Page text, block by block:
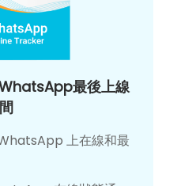
最後上線
上在線和最